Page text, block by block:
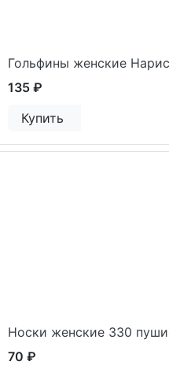
Гольфины женские
135 ₽
Купить
Носки женские 330
70 ₽